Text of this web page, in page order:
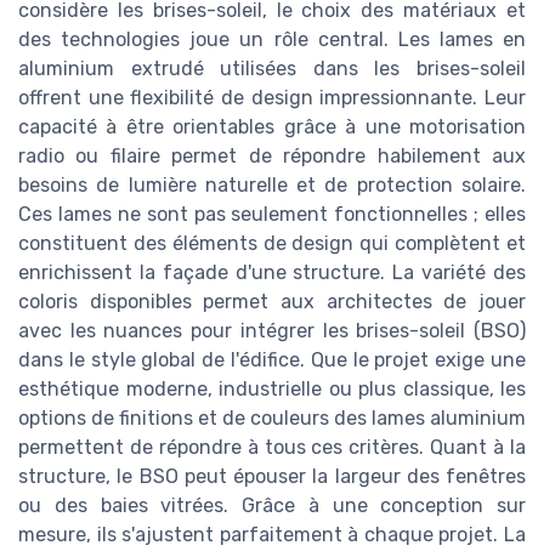
considère les brises-soleil, le choix des matériaux et
des technologies joue un rôle central. Les lames en
aluminium extrudé utilisées dans les brises-soleil
offrent une flexibilité de design impressionnante. Leur
capacité à être orientables grâce à une motorisation
radio ou filaire permet de répondre habilement aux
besoins de lumière naturelle et de protection solaire.
Ces lames ne sont pas seulement fonctionnelles ; elles
constituent des éléments de design qui complètent et
enrichissent la façade d'une structure. La variété des
coloris disponibles permet aux architectes de jouer
avec les nuances pour intégrer les brises-soleil (BSO)
dans le style global de l'édifice. Que le projet exige une
esthétique moderne, industrielle ou plus classique, les
options de finitions et de couleurs des lames aluminium
permettent de répondre à tous ces critères. Quant à la
structure, le BSO peut épouser la largeur des fenêtres
ou des baies vitrées. Grâce à une conception sur
mesure, ils s'ajustent parfaitement à chaque projet. La